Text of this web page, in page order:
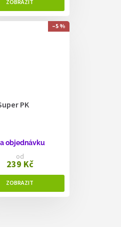
–5 %
PK
objednávku
od
239 Kč